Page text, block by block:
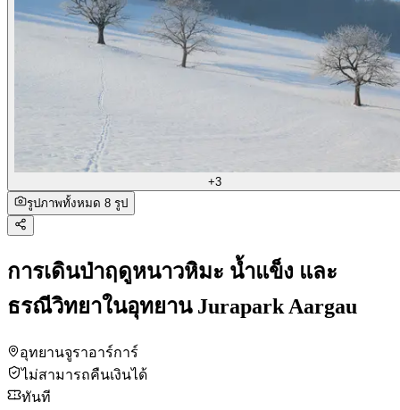
+3
รูปภาพทั้งหมด 8 รูป
การเดินป่าฤดูหนาวหิมะ น้ำแข็ง และ
ธรณีวิทยาในอุทยาน Jurapark Aargau
อุทยานจูราอาร์การ์
ไม่สามารถคืนเงินได้
ทันที